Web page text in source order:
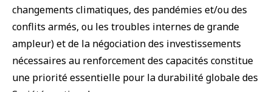
changements climatiques, des pandémies et/ou des
conflits armés, ou les troubles internes de grande
ampleur) et de la négociation des investissements
nécessaires au renforcement des capacités constitue
une priorité essentielle pour la durabilité globale des